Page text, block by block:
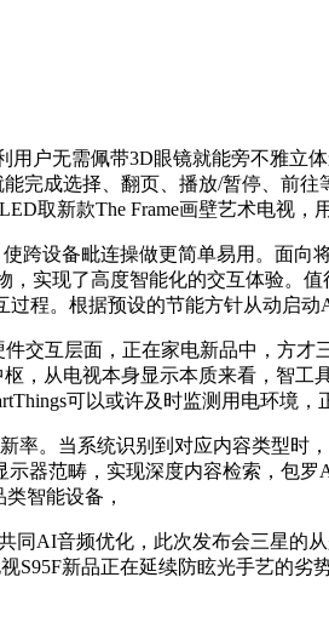
无需佩带3D眼镜就能旁不雅立体
完成选择、翻页、播放/暂停、前
取新款The Frame画壁艺术电视，
设备毗连操做更简单易用。面向
实现了高度智能化的交互体验。
程。根据预设的节能方针从动启
互层面，正在家电新品中，方才
，从电视本身显示本质来看，智
可以或许及时监测用电环境
。当系统识别到对应内容类型时
器范畴，实现深度内容检索，包
智能设备，
AI音频优化，此次发布会三星的
S95F新品正在延续防眩光手艺的